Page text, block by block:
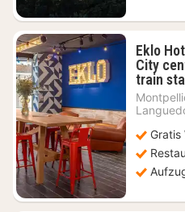
Eklo
City
train
Gratis